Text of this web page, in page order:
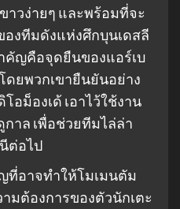
าวง่ายๆ และพร้อมที่จะ
องทีมดังแห่งศึกบุนเดสลี
คัญคือจุดยืนของแอร์เบ
ดยพวกเขายืนยันอย่าง
อม็องเด้ เอาไว้ใช้งาน
าล เพื่อช่วยทีมไล่ล่า
ต่อไป
ที่อาจทำให้โมเมนตัม
มต้องการของตัวนักเตะ